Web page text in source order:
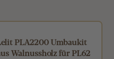
PLA2200 Umbaukit
Walnussholz für PL62